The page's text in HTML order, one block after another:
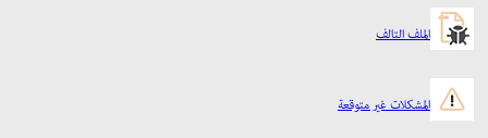
الملف التالف
المشكلات غير متوقعة